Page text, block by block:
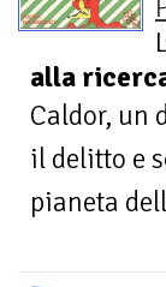
alla
Caldor, un
il delitto e
pianeta